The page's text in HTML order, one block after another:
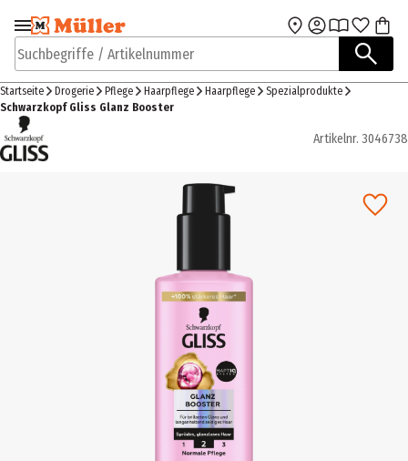
Zur Navigation
springen
Zum Hauptinhalt
Suchbegriffe / Artikelnummer
Startseite Drogerie Pflege Haarpflege Haarpflege
Spezialprodukte
Schwarzkopf Gliss Glanz Booster
Artikelnr. 3046738